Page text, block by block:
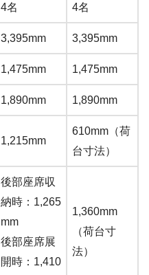
4名 4名
3,395mm 3,395mm
1,475mm 1,475mm
1,890mm 1,890mm
1,215mm
610mm（荷
台寸法）
後部座席収
納時：1,265
mm
後部座席展
開時：1,410
1,360mm
（荷台寸
法）